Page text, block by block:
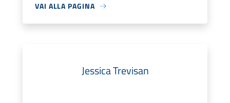
VAI ALLA PAGINA
Jessica Trevisan